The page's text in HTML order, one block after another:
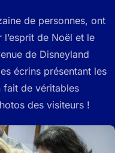
de personnes, ont
de Noël et le
de Disneyland
écrins présentant les
fait de véritables
des visiteurs !